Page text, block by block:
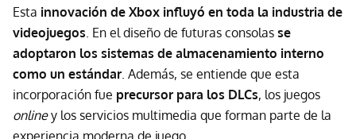
Esta innovación de Xbox influyó en toda la industria de
videojuegos. En el diseño de futuras consolas se
adoptaron los sistemas de almacenamiento interno
como un estándar. Además, se entiende que esta
incorporación fue precursor para los DLCs, los juegos
onliney los servicios multimedia que forman parte de la